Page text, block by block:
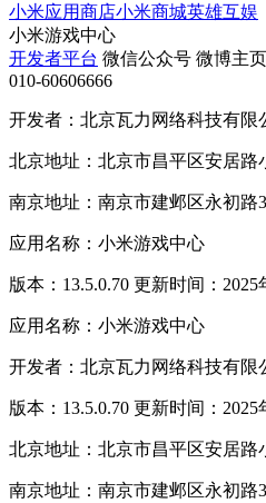
小米应用商店小米商城英雄互娱
小米游戏中心
开发者平台 微信公众号 微博主页
010-60606666
开发者：北京瓦力网络科技有限
北京地址：北京市昌平区安居路
南京地址：南京市建邺区永初路
应用名称：小米游戏中心
版本：13.5.0.70 更新时间：2025
应用名称：小米游戏中心
开发者：北京瓦力网络科技有限
版本：13.5.0.70 更新时间：2025
北京地址：北京市昌平区安居路
南京地址：南京市建邺区永初路